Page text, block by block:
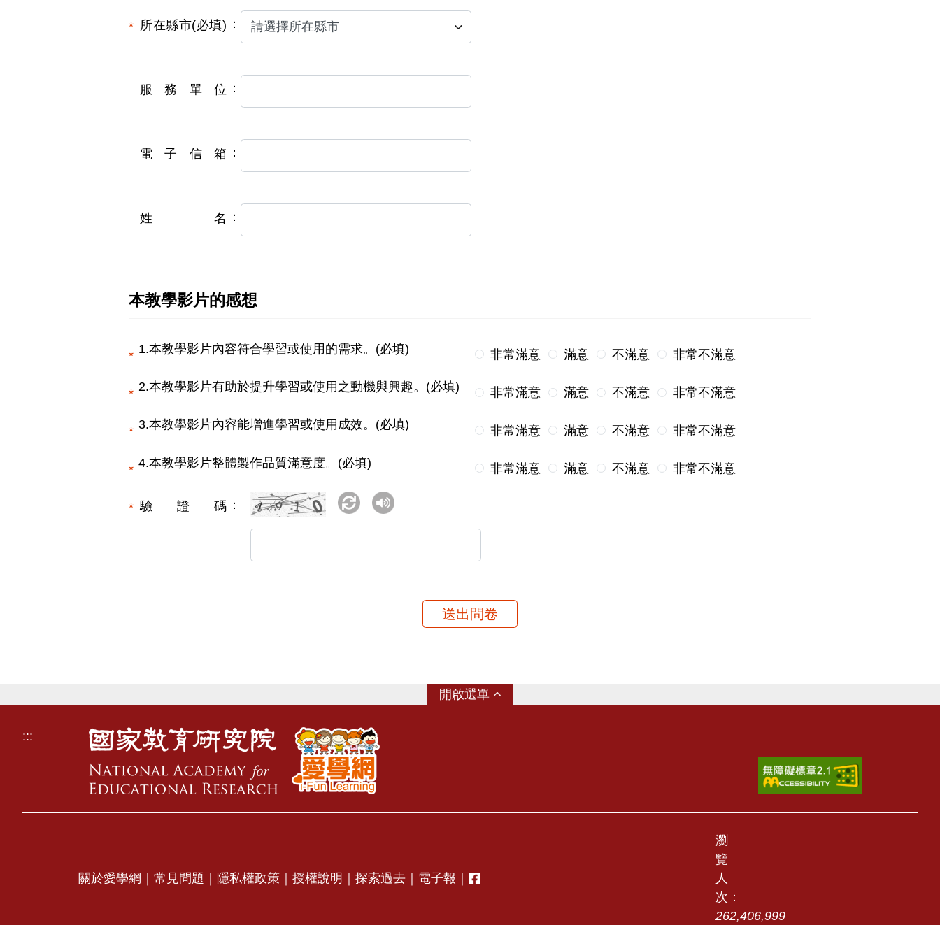
所在縣市(必填)
服務單位
電子信箱
姓名
本教學影片的感想
1.本教學影片內容符合學習或使用的需求。(必填) 非常滿意 滿意 不滿意 非常不滿意
2.本教學影片有助於提升學習或使用之動機與興趣。(必填) 非常滿意 滿意 不滿意 非常不滿意
3.本教學影片內容能增進學習或使用成效。(必填) 非常滿意 滿意 不滿意 非常不滿意
4.本教學影片整體製作品質滿意度。(必填) 非常滿意 滿意 不滿意 非常不滿意
驗證碼
送出問卷
選單
:::
關於愛學網 ｜ 常見問題 ｜ 隱私權政策 ｜ 授權說明 ｜ 探索過去 ｜ 電子報 ｜
瀏
覽
人
次：
262,406,999